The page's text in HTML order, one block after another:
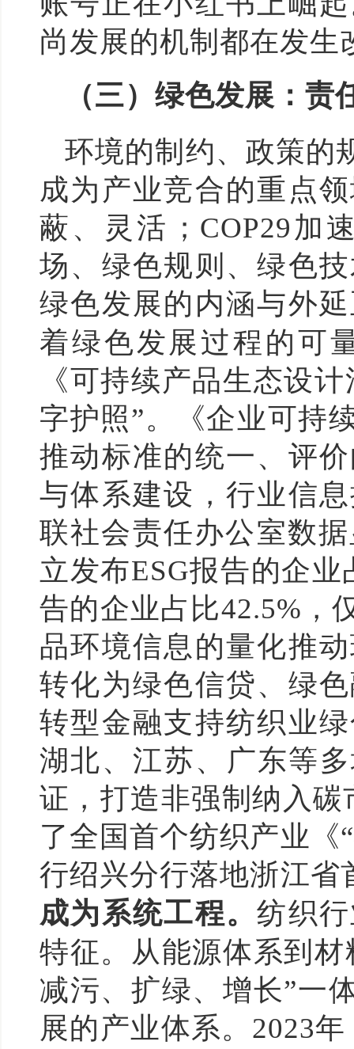
尚发展的机制都在发生
（三）绿色发展：责
环境的制约、政策的
成为产业竞合的重点
蔽、灵活；COP29加
场、绿色规则、绿色
绿色发展的内涵与外
着绿色发展过程的可
《可持续产品生态设
字护照”。《企业可持
推动标准的统一、评
与体系建设，行业信
联社会责任办公室数
立发布ESG报告的企
告的企业占比42.5%，
品环境信息的量化推
转化为绿色信贷、绿
转型金融支持纺织业
湖北、江苏、广东等
证，打造非强制纳入
了全国首个纺织产业《
行绍兴分行落地浙江省
成为系统工程。纺织
特征。从能源体系到
减污、扩绿、增长”一
展的产业体系。2023